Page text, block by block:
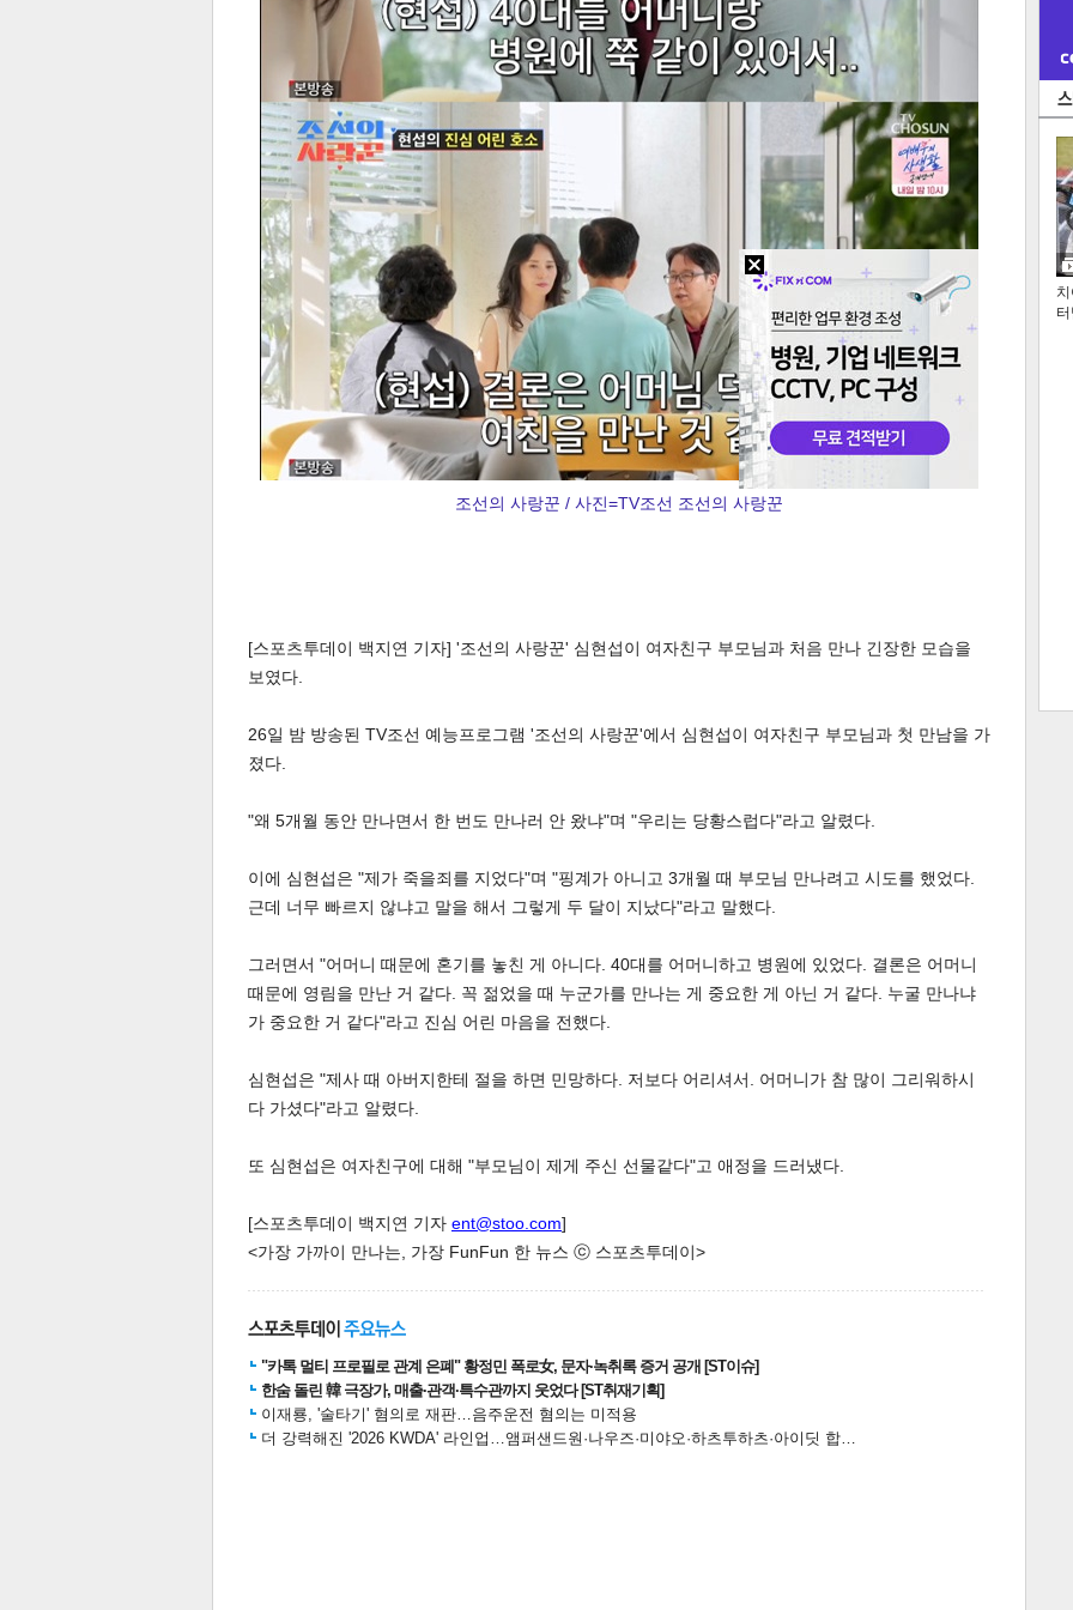
인
스북 터 공 공유 버블
달기 트 크 트 축 사 하기 보기
조선의 사랑꾼 / 사진=TV조선 조선의 사랑꾼
[스포츠투데이 백지연 기자] '조선의 사랑꾼' 심현섭이 여자친구 부모님과 처음 만나 긴장한 모습을
보였다.
26일 밤 방송된 TV조선 예능프로그램 '조선의 사랑꾼'에서 심현섭이 여자친구 부모님과 첫 만남을 가
졌다.
"왜 5개월 동안 만나면서 한 번도 만나러 안 왔냐"며 "우리는 당황스럽다"라고 알렸다.
이에 심현섭은 "제가 죽을죄를 지었다"며 "핑계가 아니고 3개월 때 부모님 만나려고 시도를 했었다.
근데 너무 빠르지 않냐고 말을 해서 그렇게 두 달이 지났다"라고 말했다.
그러면서 "어머니 때문에 혼기를 놓친 게 아니다. 40대를 어머니하고 병원에 있었다. 결론은 어머니
때문에 영림을 만난 거 같다. 꼭 젊었을 때 누군가를 만나는 게 중요한 게 아닌 거 같다. 누굴 만나냐
가 중요한 거 같다"라고 진심 어린 마음을 전했다.
심현섭은 "제사 때 아버지한테 절을 하면 민망하다. 저보다 어리셔서. 어머니가 참 많이 그리워하시
다 가셨다"라고 알렸다.
또 심현섭은 여자친구에 대해 "부모님이 제게 주신 선물같다"고 애정을 드러냈다.
[스포츠투데이 백지연 기자 ent@stoo.com]
<가장 가까이 만나는, 가장 FunFun 한 뉴스 ⓒ 스포츠투데이>
"카톡 멀티 프로필로 관계 은폐" 황정민 폭로女, 문자·녹취록 증거 공개 [ST이슈]
한숨 돌린 韓 극장가, 매출·관객·특수관까지 웃었다 [ST취재기획]
이재룡, '술타기' 혐의로 재판…음주운전 혐의는 미적용
더 강력해진 '2026 KWDA' 라인업…앰퍼샌드원·나우즈·미야오·하츠투하츠·아이딧 합…